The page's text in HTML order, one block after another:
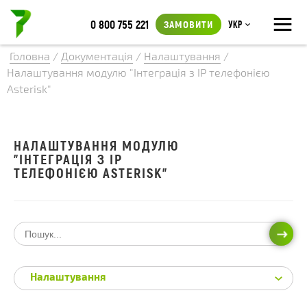
≡
0 800 755 221 ЗАМОВИТИ Укр
Головна / Документація / Налаштування /
Налаштування модулю "Інтеграція з IP телефонією
Asterisk"
НАЛАШТУВАННЯ МОДУЛЮ
"ІНТЕГРАЦІЯ З IP
ТЕЛЕФОНІЄЮ ASTERISK"
Налаштування